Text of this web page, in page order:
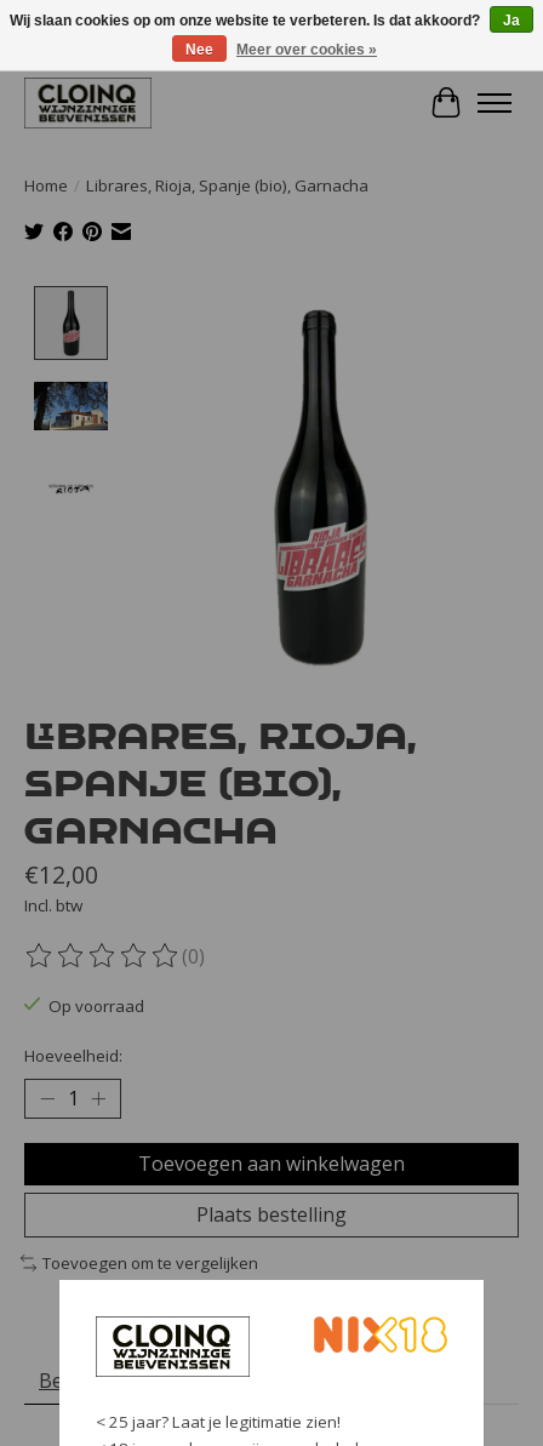
Large selection of products and fast shipping!
Home / Librares, Rioja, Spanje (bio), Garnacha
Librares, Rioja,
Spanje (bio),
Garnacha
€12,00
Incl. btw
De beoordeling van dit product is
(0)
Op voorraad
Hoeveelheid:
Toevoegen aan winkelwagen
Plaats bestelling
Toevoegen om te vergelijken
Beschrijving Reviews (0)
Wij slaan cookies op om onze website te verbeteren. Is dat akkoord?
Ja
Nee
Meer over cookies »
< 25 jaar? Laat je legitimatie zien!